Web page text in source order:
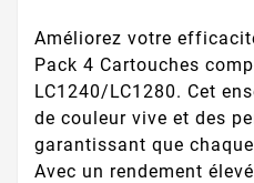
Améliorez votre
Pack 4 Cartouches
LC1240/LC1280. Cet
de couleur vive et des
garantissant que
Avec un rendement